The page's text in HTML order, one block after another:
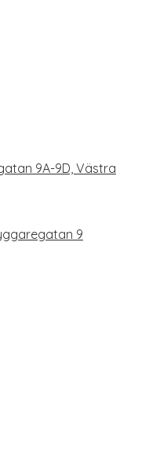
9A-9D, Västra
9